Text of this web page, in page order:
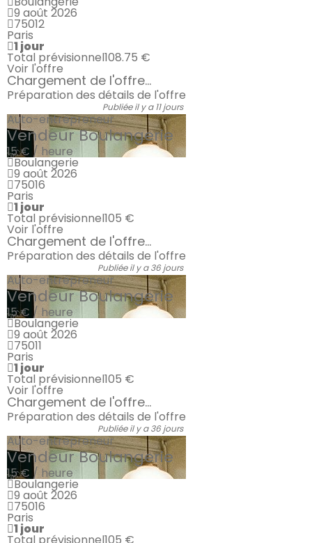
9 août 2026
75012
Paris
1 jour
Total prévisionnel108.75 €
Voir l'offre
Chargement de l'offre...
Préparation des détails de l'offre
Publiée il y a 11 jours
Auto-entrepreneur
Vendeur Boulangerie
15 € / heure
Boulangerie
9 août 2026
75016
Paris
1 jour
Total prévisionnel105 €
Voir l'offre
Chargement de l'offre...
Préparation des détails de l'offre
Publiée il y a 36 jours
Auto-entrepreneur
Vendeur Boulangerie
15 € / heure
Boulangerie
9 août 2026
75011
Paris
1 jour
Total prévisionnel105 €
Voir l'offre
Chargement de l'offre...
Préparation des détails de l'offre
Publiée il y a 36 jours
Auto-entrepreneur
Vendeur Boulangerie
15 € / heure
Boulangerie
9 août 2026
75016
Paris
1 jour